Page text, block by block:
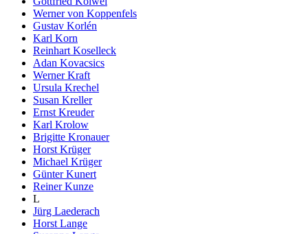
Werner von Koppenfels
Gustav Korlén
Karl Korn
Reinhart Koselleck
Adan Kovacsics
Werner Kraft
Ursula Krechel
Susan Kreller
Ernst Kreuder
Karl Krolow
Brigitte Kronauer
Horst Krüger
Michael Krüger
Günter Kunert
Reiner Kunze
L
Jürg Laederach
Horst Lange